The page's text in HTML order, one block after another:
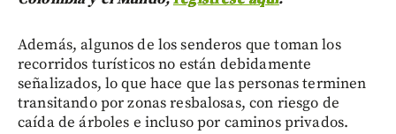
Además, algunos de los senderos que toman los
recorridos turísticos no están debidamente
señalizados, lo que hace que las personas terminen
transitando por zonas resbalosas, con riesgo de
caída de árboles e incluso por caminos privados.